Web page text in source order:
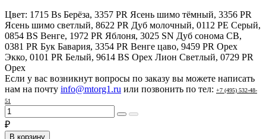
Цвет: 1715 Bs Берёза, 3357 PR Ясень шимо тёмный, 3356 PR
Ясень шимо светлый, 8622 PR Дуб молочный, 0112 PE Серый,
0854 BS Венге, 1972 PR Яблоня, 3025 SN Дуб сонома СВ,
0381 PR Бук Бавария, 3354 PR Венге цаво, 9459 PR Орех
Экко, 0101 PR Белый, 9614 BS Орех Лион Светлый, 0729 PR
Орех
Если у вас возникнут вопросы по заказу вы можете написать
нам на почту info@mtorg1.ru или позвонить по тел: +7 (495) 532-48-
51
₽
В корзину